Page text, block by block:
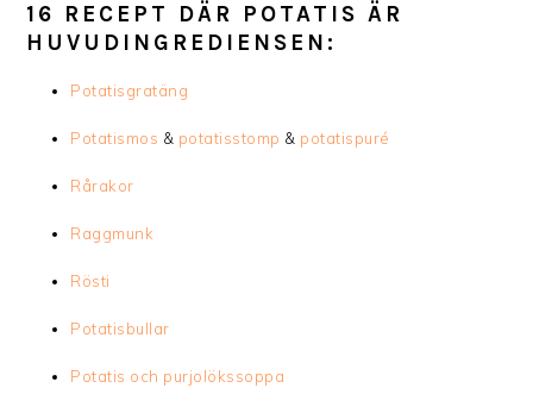
16 RECEPT DÄR POTATIS ÄR
HUVUDINGREDIENSEN:
Potatisgratäng
Potatismos & potatisstomp & potatispuré
Rårakor
Raggmunk
Rösti
Potatisbullar
Potatis och purjolökssoppa